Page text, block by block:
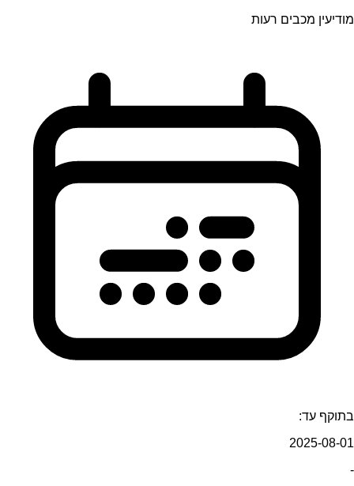
מודיעין מכבים רעות
בתוקף עד:
2025-08-01
-